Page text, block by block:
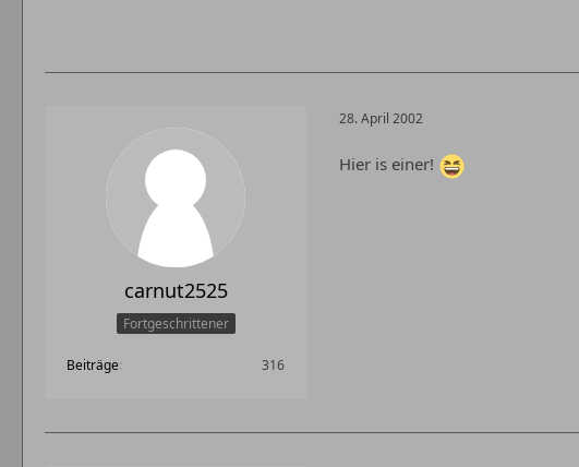
carnut2525
Fortgeschrittener
Beiträge 316
28. April 2002
Hier is einer!